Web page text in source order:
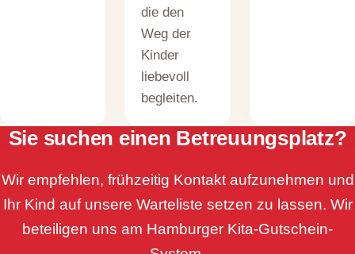
die den
Weg der
Kinder
liebevoll
begleiten.
Sie suchen einen Betreuungsplatz?
Wir empfehlen, frühzeitig Kontakt aufzunehmen und
Ihr Kind auf unsere Warteliste setzen zu lassen. Wir
beteiligen uns am Hamburger Kita-Gutschein-